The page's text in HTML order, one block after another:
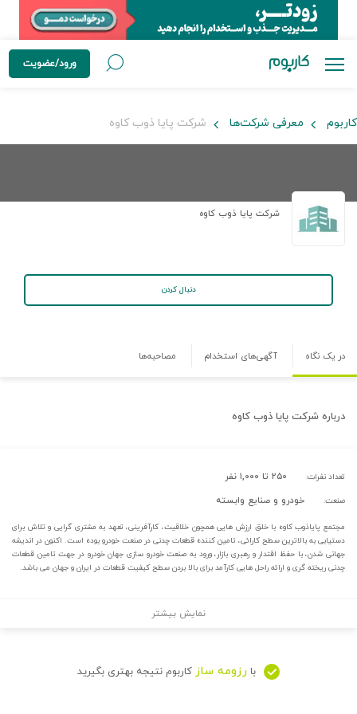
ورود/عضویت
کاربوم معرفی شرکت‌ها شرکت پایا ذوب کاوه
شرکت پایا ذوب کاوه
دنبال کردن
در یک نگاه آگهی‌های استخدام مصاحبه‌ها
درباره شرکت پایا ذوب کاوه
تعداد نفرات: ۲۵۰ تا ۱,۰۰۰ نفر
صنعت: خودرو و صنایع وابسته
مجتمع پایاذوب کاوه با خلق ارزش هایی همچون خلاقیت، کارآفرینی، تعهد به مشتری گرایی و تلاش برای
دستیابی به بالاترین سطح کارائی، تامین کننده قطعات چدنی در صنعت خودرو بوده است. اکنون در اندیشه
جهانی شدن، با حفظ اقتدار و رهبری بازار، ورود به صنعت خودرو سازی جهان خودرو در جهت تامین قطعات
چدنی ریخته گری و ارائه راحل هایی کارآمد برای بالا بردن سطح کیفیت قطعات در ایران و جهان می باشد.
نمایش بیشتر
با رزومه ساز کاربوم نتیجه بهتری بگیرید